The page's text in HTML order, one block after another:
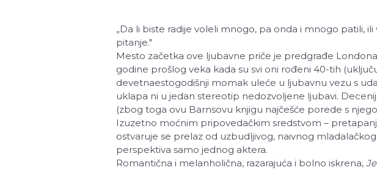
„Da li biste radije voleli mnogo, pa onda i mnogo patili,
pitanje."
Mesto začetka ove ljubavne priče je predgrađe
godine prošlog veka kada su svi oni rođeni 40-tih
devetnaestogodišnji momak uleće u ljubavnu vezu s
uklapa ni u jedan stereotip nedozvoljene ljubavi.
(zbog toga ovu Barnsovu knjigu najčešće porede s
Izuzetno moćnim pripovedačkim sredstvom –
ostvaruje se prelaz od uzbudljivog, naivnog
perspektiva samo jednog aktera.
Romantična i melanholična, razarajuća i bolno iskrena,